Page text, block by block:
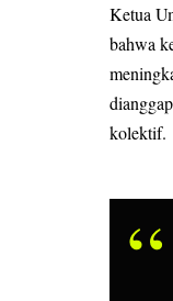
Ketua
bahwa
kolektif.